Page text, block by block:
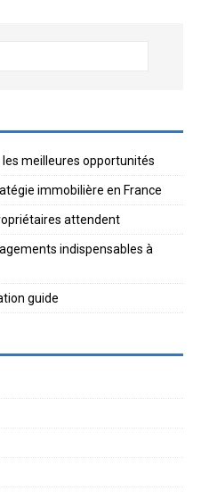
meilleures opportunités
immobilière en France
attendent
indispensables à
guide